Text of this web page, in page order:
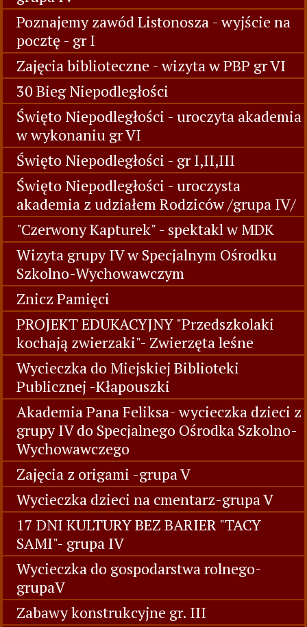
Poznajemy zawód Listonosza - wyjście na
pocztę - gr I
Zajęcia biblioteczne - wizyta w PBP gr VI
30 Bieg Niepodległości
Święto Niepodległości - uroczyta akademia
w wykonaniu gr VI
Święto Niepodległości - gr I,II,III
Święto Niepodległości - uroczysta
akademia z udziałem Rodziców /grupa IV/
"Czerwony Kapturek" - spektakl w MDK
Wizyta grupy IV w Specjalnym Ośrodku
Szkolno-Wychowawczym
Znicz Pamięci
PROJEKT EDUKACYJNY "Przedszkolaki
kochają zwierzaki"- Zwierzęta leśne
Wycieczka do Miejskiej Biblioteki
Publicznej -Kłapouszki
Akademia Pana Feliksa- wycieczka dzieci z
grupy IV do Specjalnego Ośrodka Szkolno-
Wychowawczego
Zajęcia z origami -grupa V
Wycieczka dzieci na cmentarz-grupa V
17 DNI KULTURY BEZ BARIER "TACY
SAMI"- grupa IV
Wycieczka do gospodarstwa rolnego-
grupaV
Zabawy konstrukcyjne gr. III